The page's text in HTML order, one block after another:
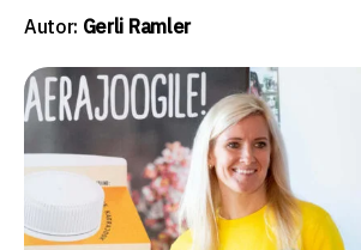
Autor: Gerli Ramler